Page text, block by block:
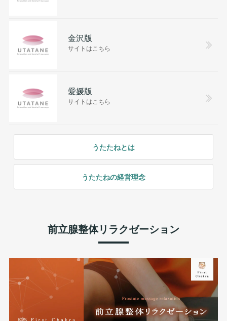
金沢版
サイトはこちら
愛媛版
サイトはこちら
うたたねとは
うたたねの経営理念
前立腺整体リラクゼーション